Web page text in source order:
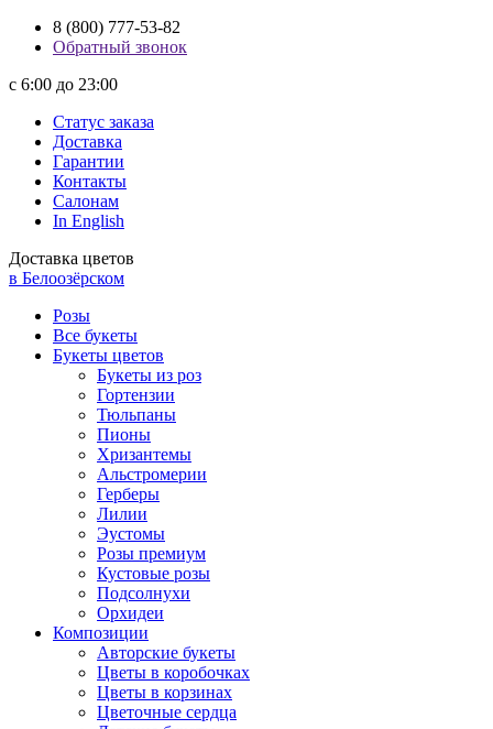
8 (800) 777-53-82
Обратный звонок
с 6:00 до 23:00
Статус заказа
Доставка
Гарантии
Контакты
Салонам
In English
Доставка цветов
в Белоозёрском
Розы
Все букеты
Букеты цветов
Букеты из роз
Гортензии
Тюльпаны
Пионы
Хризантемы
Альстромерии
Герберы
Лилии
Эустомы
Розы премиум
Кустовые розы
Подсолнухи
Орхидеи
Композиции
Авторские букеты
Цветы в коробочках
Цветы в корзинах
Цветочные сердца